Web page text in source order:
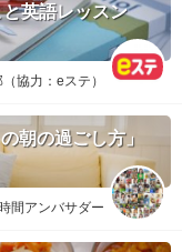
英語レッスン
協力：eステ）
朝の過ごし方」
間アンバサダー